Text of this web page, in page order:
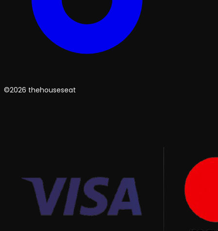
©2026 thehouseseat